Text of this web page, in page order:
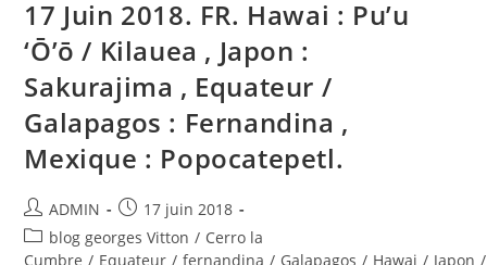
:
Popocatepetl
.
17 Juin 2018. FR. Hawai : Pu’u
‘Ō’ō / Kilauea , Japon :
Sakurajima , Equateur /
Galapagos : Fernandina ,
Mexique : Popocatepetl.
Auteur/autrice
de
la
ADMIN
Publication
publiée :
17 juin 2018
Post
category:
blog georges Vitton / Cerro la
Cumbre / Equateur / fernandina / Galapagos / Hawai / Japon /